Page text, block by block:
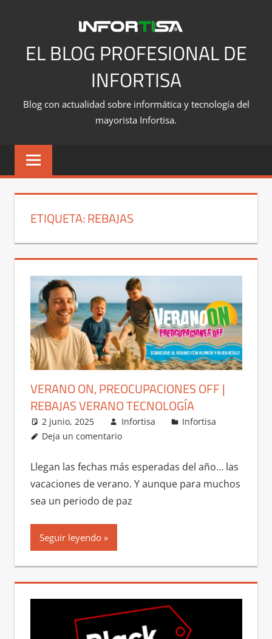
contenidoEL BLOG PROFESIONAL DE
INFORTISA
Blog con actualidad sobre informática y tecnología del
mayorista Infortisa.
ETIQUETA:REBAJAS
VERANO ON, PREOCUPACIONES OFF |
REBAJAS VERANO TECNOLOGÍA
2 junio, 2025 Infortisa
Infortisa
Deja un comentario
Llegan las fechas más esperadas del año… las
vacaciones de verano. Y aunque para muchos
sea un periodo de paz
Seguir leyendo